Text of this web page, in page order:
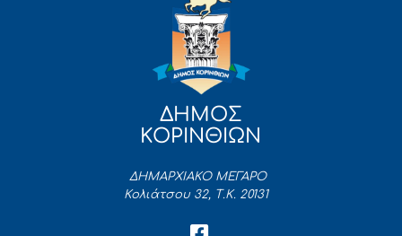
ΔΗΜΟΣ
ΚΟΡΙΝΘΙΩΝ
ΔΗΜΑΡΧΙΑΚΟ ΜΕΓΑΡΟ
Κολιάτσου 32, Τ.Κ. 20131